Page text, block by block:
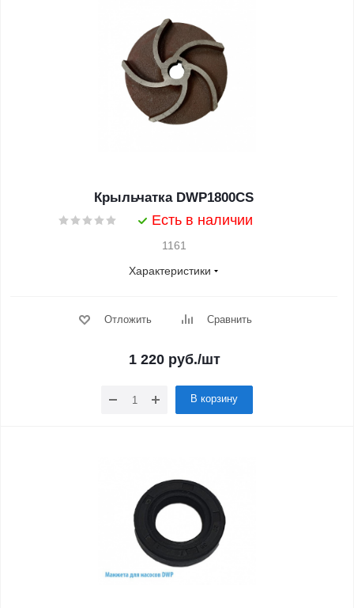
Крыльчатка DWP1800CS
Есть в наличии
1161
Характеристики
Отложить Сравнить
1 220руб./шт
В корзину